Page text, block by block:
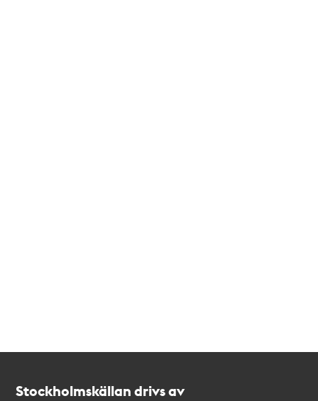
Stockholmskällan drivs av